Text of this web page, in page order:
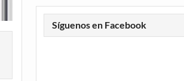
Síguenos en Facebook